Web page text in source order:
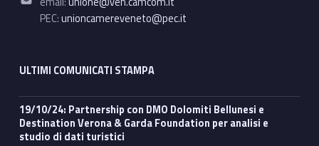
PEC:unioncamereveneto@pec.it
ULTIMI COMUNICATI STAMPA
19/10/24: Partnership con DMO Dolomiti Bellunesi e
Destination Verona & Garda Foundation per analisi e
studio di dati turistici